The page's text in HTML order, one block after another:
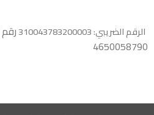
الرقم الضريبي: 310043783200003
4650058790